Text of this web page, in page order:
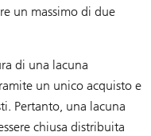
un massimo di due
di una lacuna
un unico acquisto e
Pertanto, una lacuna
chiusa distribuita